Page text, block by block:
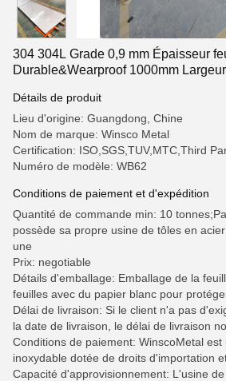
304 304L Grade 0,9 mm Épaisseur
Durable&Wearproof 1000mm
Détails de produit
Lieu d'origine: Guangdong, Chine
Nom de marque: Winsco Metal
Certification: ISO,SGS,TUV,MTC,Third
Numéro de modèle: WB62
Conditions de paiement et d'expédition
Quantité de commande min: 10
possède sa propre usine de tôles en
une
Prix: negotiable
Détails d'emballage: Emballage de la
feuilles avec du papier blanc pour
Délai de livraison: Si le client n'a pas
la date de livraison, le délai de livraison
Conditions de paiement: WinscoMetal
inoxydable dotée de droits d'importation
Capacité d'approvisionnement: L'usine